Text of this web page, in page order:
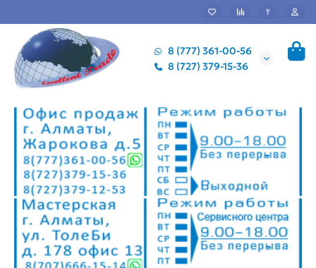
₸
8 (777) 361-00-56
8 (727) 379-15-36